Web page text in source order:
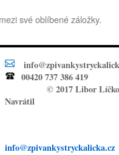
své oblíbené záložky.
00420 737 386 419
© 2017 Libor Líčko
Navrátil
info@zpivankystryckalicka.cz